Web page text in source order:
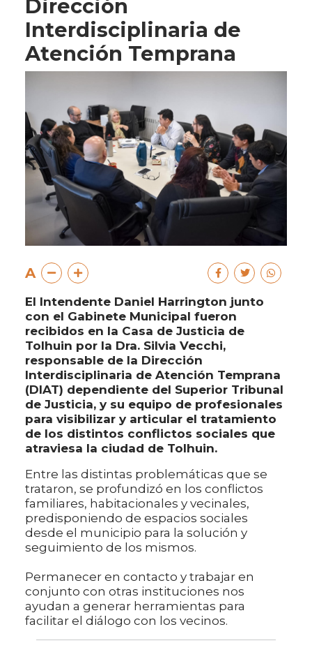
Dirección
Interdisciplinaria de
Atención Temprana
A
El Intendente Daniel Harrington junto
con el Gabinete Municipal fueron
recibidos en la Casa de Justicia de
Tolhuin por la Dra. Silvia Vecchi,
responsable de la Dirección
Interdisciplinaria de Atención Temprana
(DIAT) dependiente del Superior Tribunal
de Justicia, y su equipo de profesionales
para visibilizar y articular el tratamiento
de los distintos conflictos sociales que
atraviesa la ciudad de Tolhuin.
Entre las distintas problemáticas que se
trataron, se profundizó en los conflictos
familiares, habitacionales y vecinales,
predisponiendo de espacios sociales
desde el municipio para la solución y
seguimiento de los mismos.
Permanecer en contacto y trabajar en
conjunto con otras instituciones nos
ayudan a generar herramientas para
facilitar el diálogo con los vecinos.